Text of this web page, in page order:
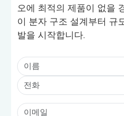
오에 최적의 제품이 없을
이 분자 구조 설계부터 규
발을 시작합니다.